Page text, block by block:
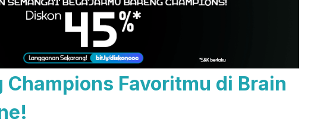
Champions Favoritmu di Brain